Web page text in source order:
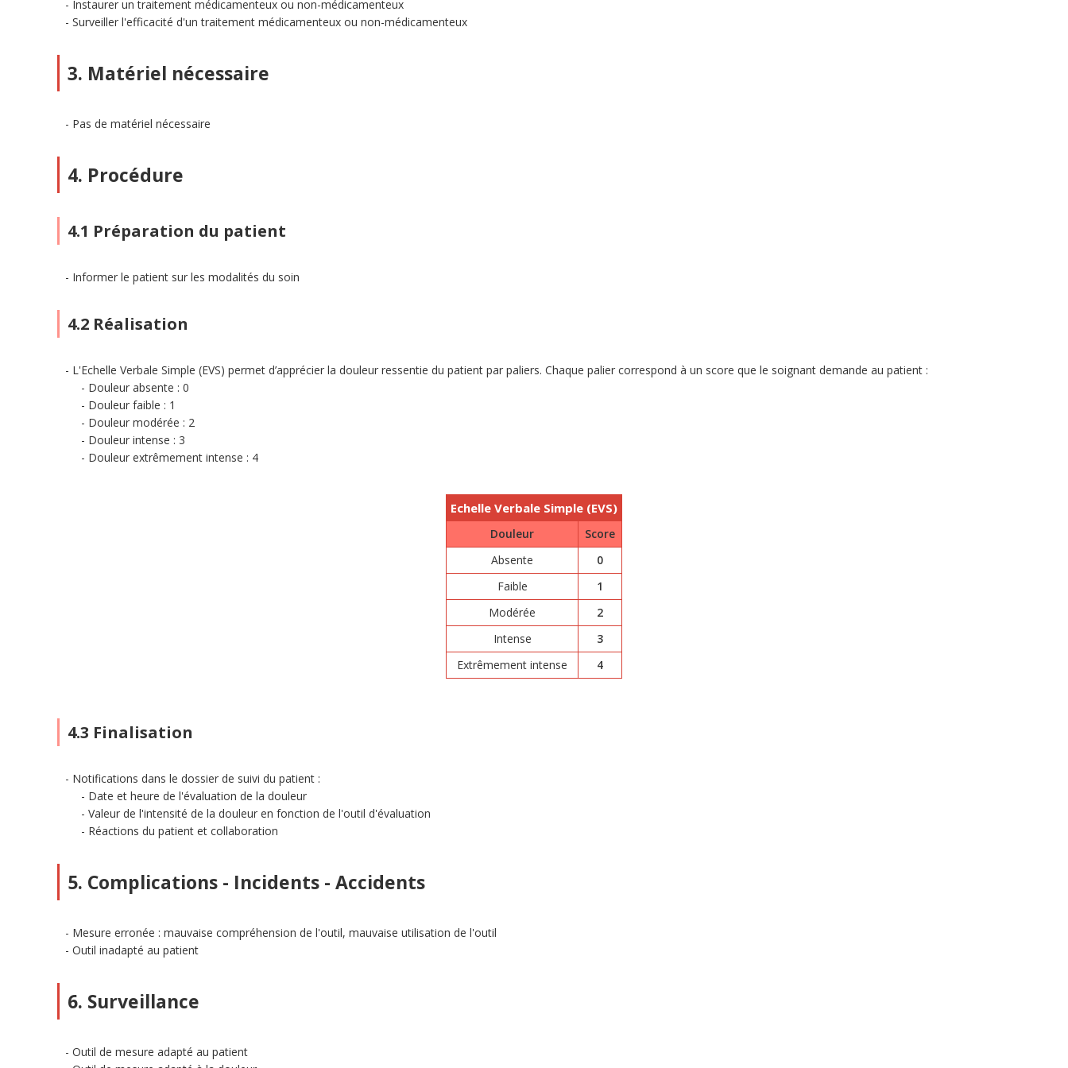
Instaurer un traitement médicamenteux ou non-médicamenteux
Surveiller l'efficacité d'un traitement médicamenteux ou non-médicamenteux
3. Matériel nécessaire
Pas de matériel nécessaire
4. Procédure
4.1 Préparation du patient
Informer le patient sur les modalités du soin
4.2 Réalisation
L'Echelle Verbale Simple (EVS) permet d’apprécier la douleur ressentie du patient par paliers. Chaque palier correspond à un score que le soignant demande au patient :
Douleur absente : 0
Douleur faible : 1
Douleur modérée : 2
Douleur intense : 3
Douleur extrêmement intense : 4
Echelle Verbale Simple (EVS)
Douleur
Score
Absente
0
Faible
1
Modérée
2
Intense
3
Extrêmement intense
4
4.3 Finalisation
Notifications dans le dossier de suivi du patient :
Date et heure de l'évaluation de la douleur
Valeur de l'intensité de la douleur en fonction de l'outil d'évaluation
Réactions du patient et collaboration
5. Complications - Incidents - Accidents
Mesure erronée : mauvaise compréhension de l'outil, mauvaise utilisation de l'outil
Outil inadapté au patient
6. Surveillance
Outil de mesure adapté au patient